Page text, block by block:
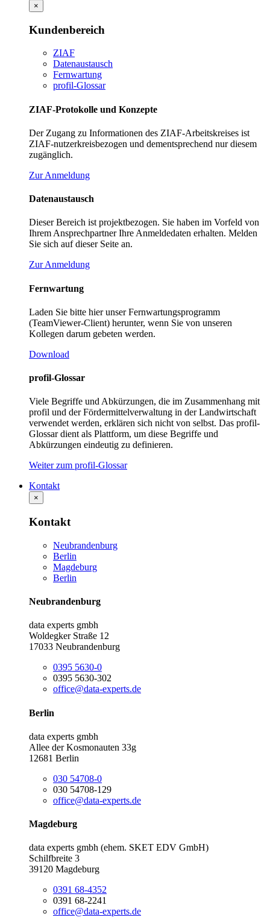
×
Kundenbereich
ZIAF
Datenaustausch
Fernwartung
profil-Glossar
ZIAF-Protokolle und Konzepte
Der Zugang zu Informationen des ZIAF-Arbeitskreises ist
ZIAF-nutzerkreisbezogen und dementsprechend nur diesem
zugänglich.
Zur Anmeldung
Datenaustausch
Dieser Bereich ist projektbezogen. Sie haben im Vorfeld von
Ihrem Ansprechpartner Ihre Anmeldedaten erhalten. Melden
Sie sich auf dieser Seite an.
Zur Anmeldung
Fernwartung
Laden Sie bitte hier unser Fernwartungsprogramm
(TeamViewer-Client) herunter, wenn Sie von unseren
Kollegen darum gebeten werden.
Download
profil-Glossar
Viele Begriffe und Abkürzungen, die im Zusammenhang mit
profil und der Fördermittelverwaltung in der Landwirtschaft
verwendet werden, erklären sich nicht von selbst. Das profil-
Glossar dient als Plattform, um diese Begriffe und
Abkürzungen eindeutig zu definieren.
Weiter zum profil-Glossar
Kontakt
×
Kontakt
Neubrandenburg
Berlin
Magdeburg
Berlin
Neubrandenburg
data experts gmbh
Woldegker Straße 12
17033 Neubrandenburg
0395 5630-0
0395 5630-302
office@data-experts.de
Berlin
data experts gmbh
Allee der Kosmonauten 33g
12681 Berlin
030 54708-0
030 54708-129
office@data-experts.de
Magdeburg
data experts gmbh (ehem. SKET EDV GmbH)
Schilfbreite 3
39120 Magdeburg
0391 68-4352
0391 68-2241
office@data-experts.de